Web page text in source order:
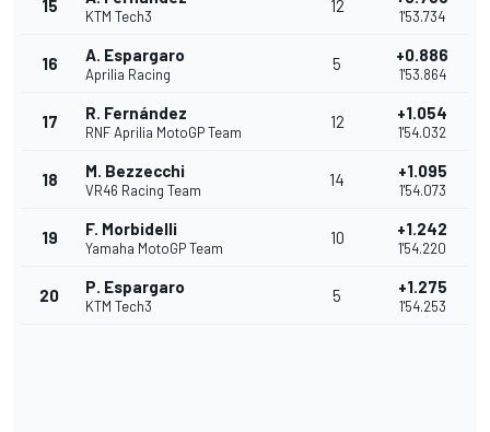
15
KTM Tech3
12
1'53.734
16 A. Espargaro
Aprilia Racing
5 +0.886
1'53.864
17 R. Fernández
RNF Aprilia MotoGP Team
12 +1.054
1'54.032
18 M. Bezzecchi
VR46 Racing Team
14 +1.095
1'54.073
19 F. Morbidelli
Yamaha MotoGP Team
10 +1.242
1'54.220
20 P. Espargaro
KTM Tech3
5 +1.275
1'54.253